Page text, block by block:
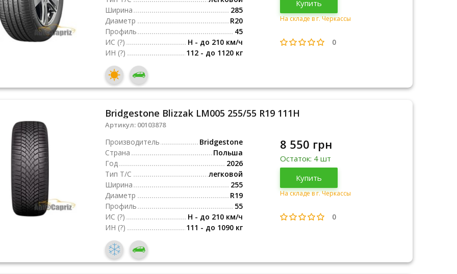
Ширина
285
Диаметр
R20
Профиль
45
ИС (?)
H - до 210 км/ч
ИН (?) 112 - до 1120 кг
2026Купить
На складе в г. Черкассы
0
Bridgestone Blizzak LM005 255/55 R19 111H
Артикул: 00103878
Производитель
Bridgestone
Страна
Польша
Год
2026
Тип Т/С
легковой
Ширина
255
Диаметр
R19
Профиль
55
ИС (?)
H - до 210 км/ч
ИН (?) 111 - до 1090 кг
Польша
2026
8 550 грн
Остаток: 4 шт
Купить
На складе в г. Черкассы
0